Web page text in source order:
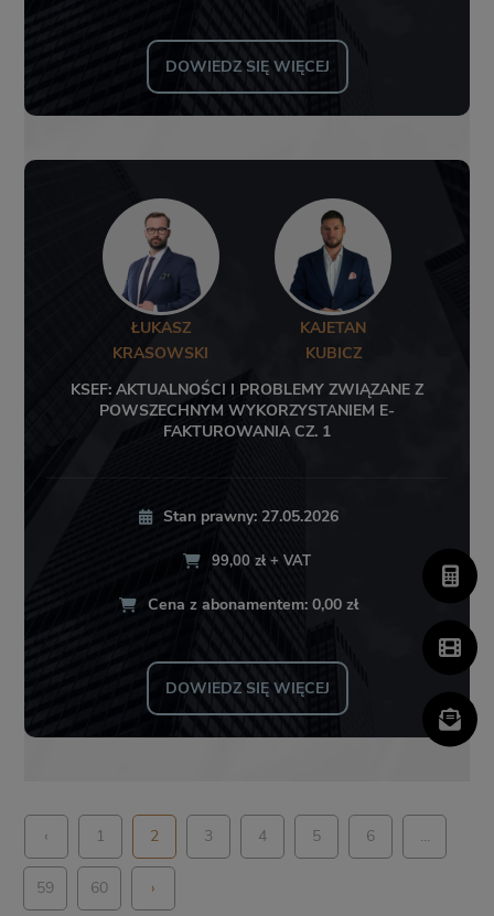
DOWIEDZ SIĘ WIĘCEJ
ŁUKASZ
KRASOWSKI
KAJETAN
KUBICZ
KSEF: AKTUALNOŚCI I PROBLEMY ZWIĄZANE Z
POWSZECHNYM WYKORZYSTANIEM E-
FAKTUROWANIA CZ. 1
Stan prawny: 27.05.2026
99,00 zł + VAT
Cena z abonamentem: 0,00 zł
DOWIEDZ SIĘ WIĘCEJ
‹ 1 2 3 4 5 6 ...
59 60 ›